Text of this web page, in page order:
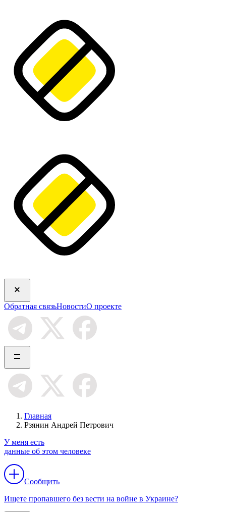
Обратная связьНовостиО проекте
Главная
Рзянин Андрей Петрович
У меня есть
данные об этом человеке
Сообщить
Ищете пропавшего без вести на войне в Украине?